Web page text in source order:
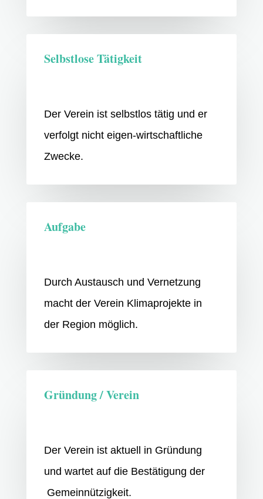
Selbstlose Tätigkeit
Der Verein ist selbstlos tätig und er
verfolgt nicht eigen-wirtschaftliche
Zwecke.
Aufgabe
Durch Austausch und Vernetzung
macht der Verein Klimaprojekte in
der Region möglich.
Gründung / Verein
Der Verein ist aktuell in Gründung
und wartet auf die Bestätigung der
Gemeinnützigkeit.